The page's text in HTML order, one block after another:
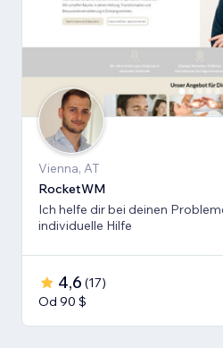
Vienna, AT
RocketWM
Ich helfe dir bei deinen
individuelle Hilfe
4,6 (17)
Od 90 $